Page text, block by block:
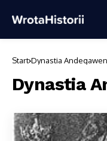
Start Dynastia
Dynastia